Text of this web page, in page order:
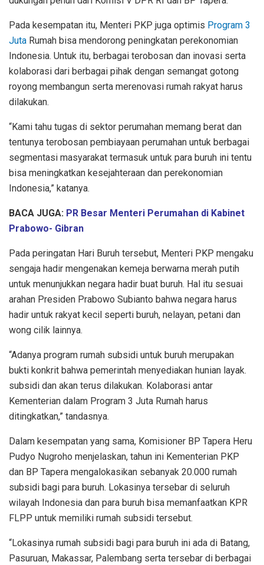
Pada kesempatan itu, Menteri PKP juga optimis Program 3
Juta Rumah bisa mendorong peningkatan perekonomian
Indonesia. Untuk itu, berbagai terobosan dan inovasi serta
kolaborasi dari berbagai pihak dengan semangat gotong
royong membangun serta merenovasi rumah rakyat harus
dilakukan.
“Kami tahu tugas di sektor perumahan memang berat dan
tentunya terobosan pembiayaan perumahan untuk berbagai
segmentasi masyarakat termasuk untuk para buruh ini tentu
bisa meningkatkan kesejahteraan dan perekonomian
Indonesia,” katanya.
BACA JUGA: PR Besar Menteri Perumahan di Kabinet
Prabowo- Gibran
Pada peringatan Hari Buruh tersebut, Menteri PKP mengaku
sengaja hadir mengenakan kemeja berwarna merah putih
untuk menunjukkan negara hadir buat buruh. Hal itu sesuai
arahan Presiden Prabowo Subianto bahwa negara harus
hadir untuk rakyat kecil seperti buruh, nelayan, petani dan
wong cilik lainnya.
“Adanya program rumah subsidi untuk buruh merupakan
bukti konkrit bahwa pemerintah menyediakan hunian layak.
subsidi dan akan terus dilakukan. Kolaborasi antar
Kementerian dalam Program 3 Juta Rumah harus
ditingkatkan,” tandasnya.
Dalam kesempatan yang sama, Komisioner BP Tapera Heru
Pudyo Nugroho menjelaskan, tahun ini Kementerian PKP
dan BP Tapera mengalokasikan sebanyak 20.000 rumah
subsidi bagi para buruh. Lokasinya tersebar di seluruh
wilayah Indonesia dan para buruh bisa memanfaatkan KPR
FLPP untuk memiliki rumah subsidi tersebut.
“Lokasinya rumah subsidi bagi para buruh ini ada di Batang,
Pasuruan, Makassar, Palembang serta tersebar di berbagai